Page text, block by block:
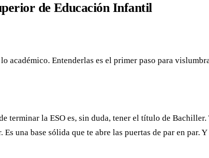
de Educación Infantil
académico. Entenderlas es el primer paso para
terminar la ESO es, sin duda, tener el título de
una base sólida que te abre las puertas de par en par.